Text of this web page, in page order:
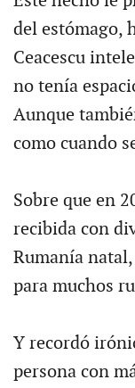
del estómago,
Ceacescu
no tenía
Aunque
como cuando
Sobre que en
recibida con
Rumanía
para muchos
Y recordó
persona con